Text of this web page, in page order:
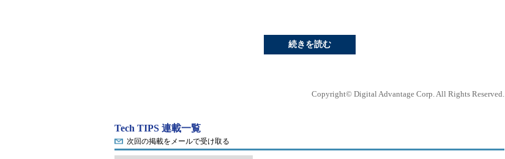
すことも可能だ。本TIPSではその方法を紹介する。
WSLからコマンドプロンプトのプログラムを呼び出すには？
WSL側からWindows上のプログラムを直接呼び出す方法は簡単である。単に、起動し
続きを読む
Copyright© Digital Advantage Corp. All Rights Reserved.
Tech TIPS 連載一覧
次回の掲載をメールで受け取る